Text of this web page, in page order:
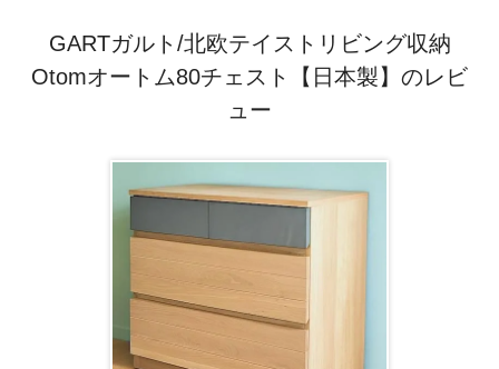
GARTガルト/北欧テイストリビング収納
Otomオートム80チェスト【日本製】のレビ
ュー